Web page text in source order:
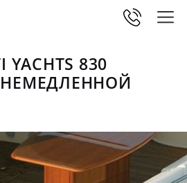
YACHTS 830